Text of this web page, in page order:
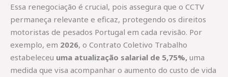
Essa renegociação é crucial, pois assegura que o CCTV
permaneça relevante e eficaz, protegendo os direitos
motoristas de pesados Portugal em cada revisão. Por
exemplo, em 2026, o Contrato Coletivo Trabalho
estabeleceu uma atualização salarial de 5,75%, uma
medida que visa acompanhar o aumento do custo de vida